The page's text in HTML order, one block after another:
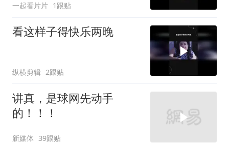
一起看片片 1跟贴
看这样子得快乐两晚
纵横剪辑 2跟贴
讲真，是球网先动手
的！！！
新媒体 39跟贴